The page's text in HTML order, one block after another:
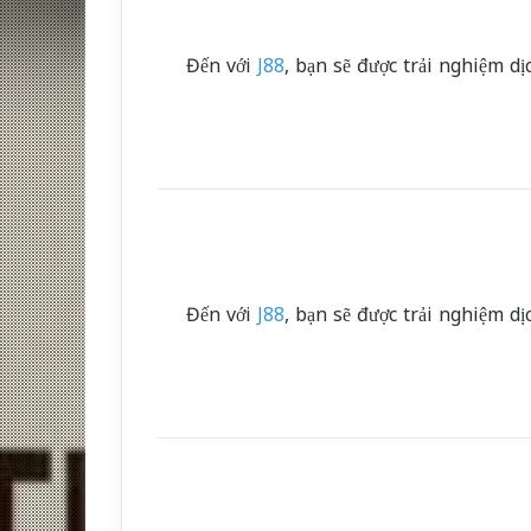
Đến vớiJ88, bạn sẽ được trải nghiệm
Đến vớiJ88, bạn sẽ được trải nghiệm